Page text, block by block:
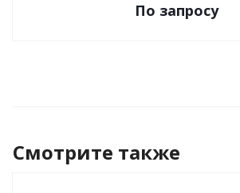
По запросу
Смотрите также